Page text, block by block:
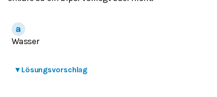
Wasser
▾ Lösungsvorschlag